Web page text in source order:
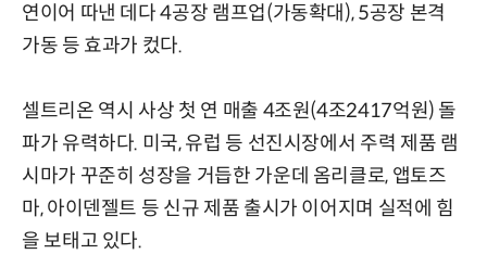
연이어 따낸 데다 4공장 램프업(가동확대), 5공장 본격
가동 등 효과가 컸다.
셀트리온 역시 사상 첫 연 매출 4조원(4조2417억원) 돌
파가 유력하다. 미국, 유럽 등 선진시장에서 주력 제품 램
시마가 꾸준히 성장을 거듭한 가운데 옴리클로, 앱토즈
마, 아이덴젤트 등 신규 제품 출시가 이어지며 실적에 힘
을 보태고 있다.